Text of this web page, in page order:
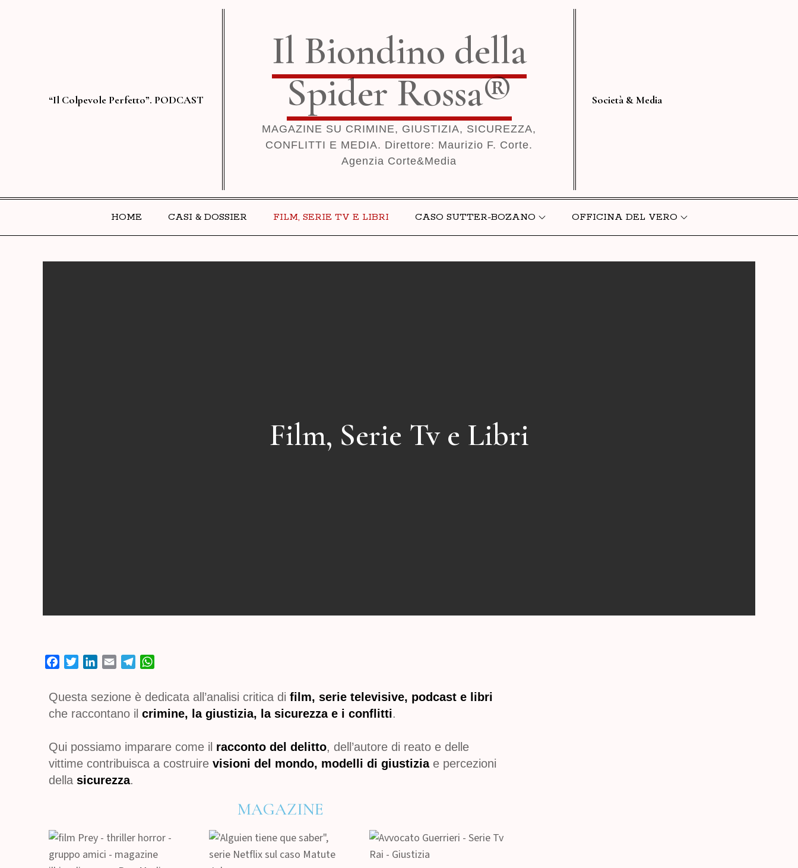
“Il Colpevole Perfetto”. PODCAST
Il Biondino della
Spider Rossa®
MAGAZINE SU CRIMINE, GIUSTIZIA, SICUREZZA,
CONFLITTI E MEDIA. Direttore: Maurizio F. Corte.
Agenzia Corte&Media
Società & Media
HOME CASI & DOSSIER FILM, SERIE TV E LIBRI CASO SUTTER-BOZANO OFFICINA DEL VERO
Film, Serie Tv e Libri
e
b
o
k
i
t
t
r
k
e
I
n
i
l
l
e
g
a
m
t
s
p
p
Questa sezione è dedicata all’analisi critica di film, serie televisive, podcast e libri
che raccontano il crimine, la giustizia, la sicurezza e i conflitti.
Qui possiamo imparare come il racconto del delitto, dell’autore di reato e delle
vittime contribuisca a costruire visioni del mondo, modelli di giustiziae percezioni
della sicurezza.
MAGAZINE